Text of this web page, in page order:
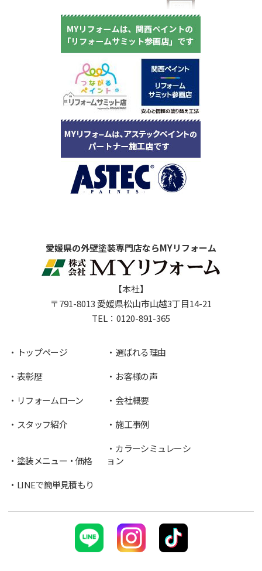
愛媛県の外壁塗装専門店ならMYリフォーム
【本社】
〒791-8013 愛媛県松山市山越3丁目14-21
TEL： 0120-891-365
トップページ
選ばれる理由
表彰歴
お客様の声
リフォームローン
会社概要
スタッフ紹介
施工事例
塗装メニュー・価格
カラーシミュレーシ
ョン
LINEで簡単見積もり